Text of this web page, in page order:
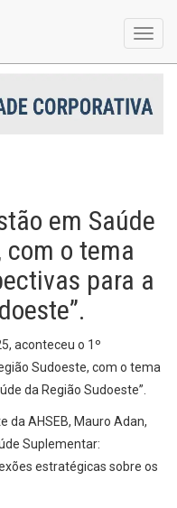
em Saúde
com o tema
para a
aconteceu o 1º
Sudoeste, com o tema
da Região Sudoeste”.
da AHSEB, Mauro Adan,
Suplementar:
estratégicas sobre os